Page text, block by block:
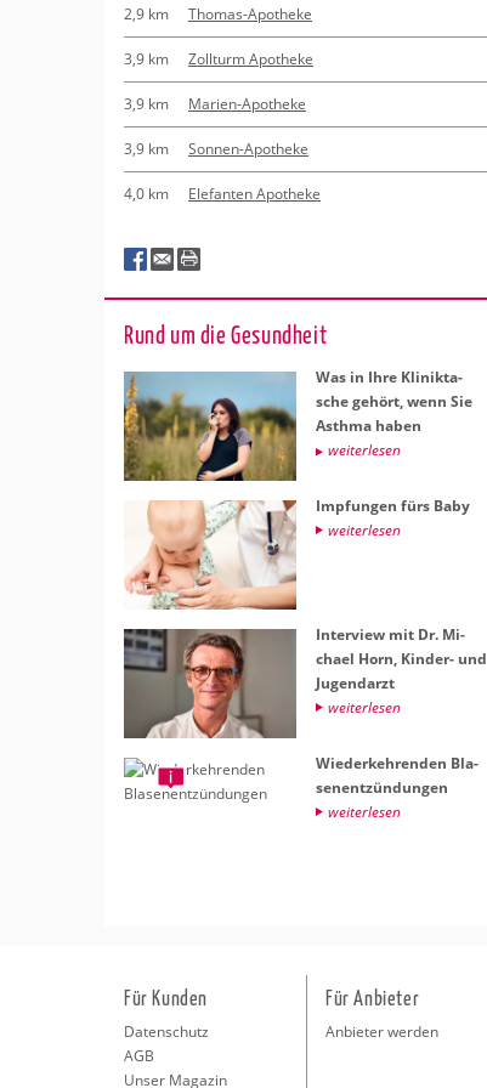
2,9 km Thomas-Apotheke
3,9 km Zollturm Apotheke
3,9 km Marien-Apotheke
3,9 km Sonnen-Apotheke
4,0 km Elefanten Apotheke
Rund um die Ge­sund­heit
Was in Ihre Kli­nik­ta­
sche ge­hört, wenn Sie
Asth­ma haben
wei­ter­le­sen
Imp­fun­gen fürs Baby
wei­ter­le­sen
In­ter­view mit Dr. Mi­
cha­el Horn, Kin­der- und
Ju­gend­arzt
wei­ter­le­sen
Wie­der­keh­ren­den Bla­
sen­ent­zün­dun­gen
wei­ter­le­sen
Für Kunden
Datenschutz
AGB
Unser Magazin
Für Anbieter
Anbieter werden